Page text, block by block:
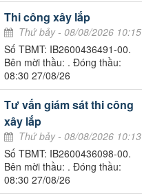
Thi công xây lắp
Thứ bảy - 08/08/2026 10:15
Số TBMT: IB2600436491-00.
Bên mời thầu: . Đóng thầu:
08:30 27/08/26
Tư vấn giám sát thi công
xây lắp
Thứ bảy - 08/08/2026 10:13
Số TBMT: IB2600436098-00.
Bên mời thầu: . Đóng thầu:
08:30 27/08/26